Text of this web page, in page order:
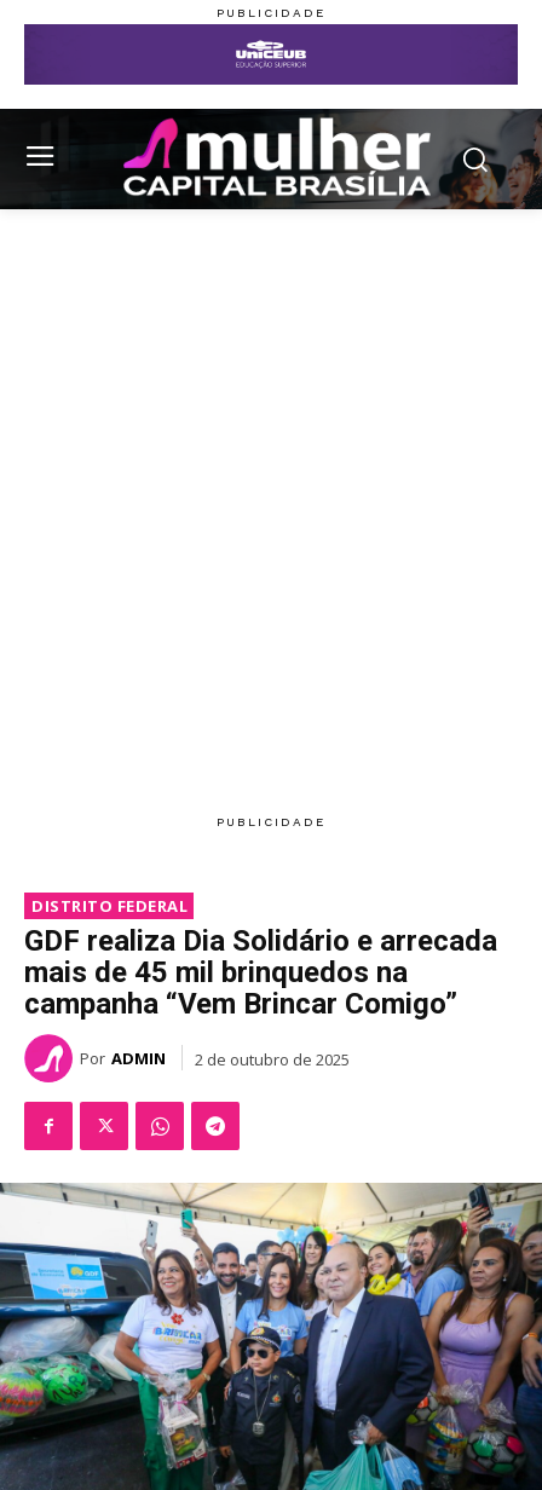
DISTRITO FEDERAL
GDF realiza Dia Solidário e arrecada
mais de 45 mil brinquedos na
campanha “Vem Brincar Comigo”
Por ADMIN 2 de outubro de 2025